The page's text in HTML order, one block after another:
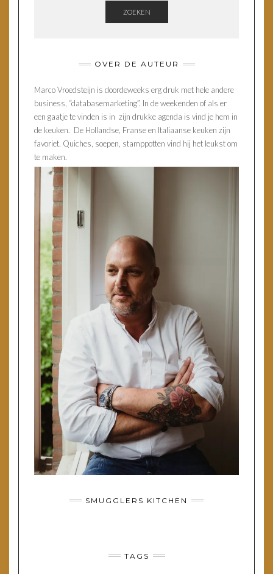
ZOEKEN
OVER DE AUTEUR
Marco Vroedsteijn is doordeweeks erg druk met hele andere
business, “databasemarketing”. In de weekenden of als er
een gaatje te vinden is in zijn drukke agenda is vind je hem in
de keuken. De Hollandse, Franse en Italiaanse keuken zijn
favoriet. Quiches, soepen, stamppotten vind hij het leukst om
te maken.
SMUGGLERS KITCHEN
TAGS